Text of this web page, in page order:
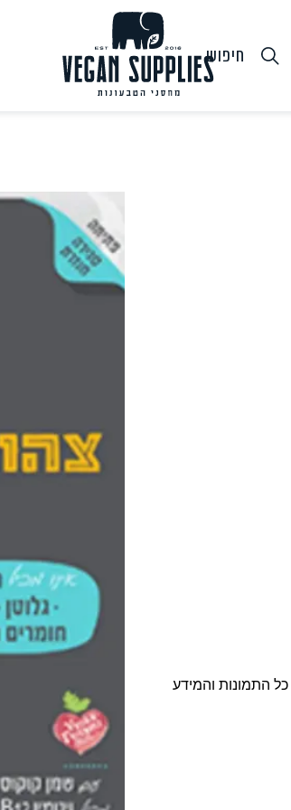
חיפוש
טופו
תבשילים ומרקים
ללא גלוטן
שניצל ונאגטס שכולנו
אוהבים
התמונות והמידע